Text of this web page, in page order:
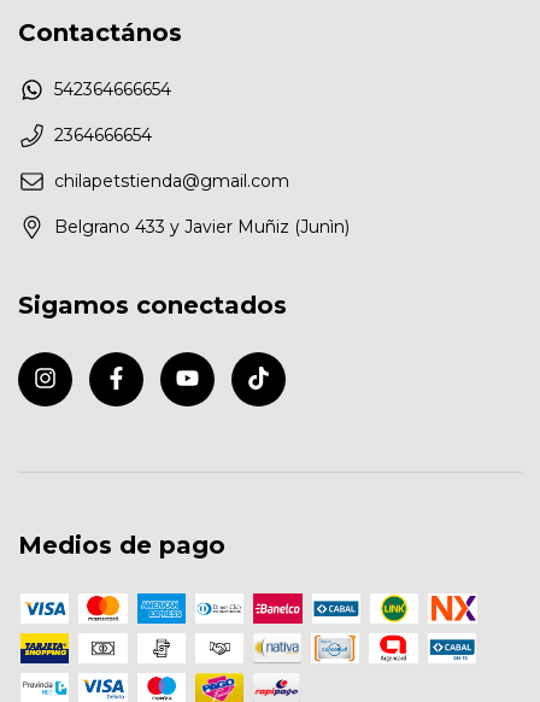
Contactános
542364666654
2364666654
chilapetstienda@gmail.com
Belgrano 433 y Javier Muñiz (Junìn)
Sigamos conectados
Medios de pago